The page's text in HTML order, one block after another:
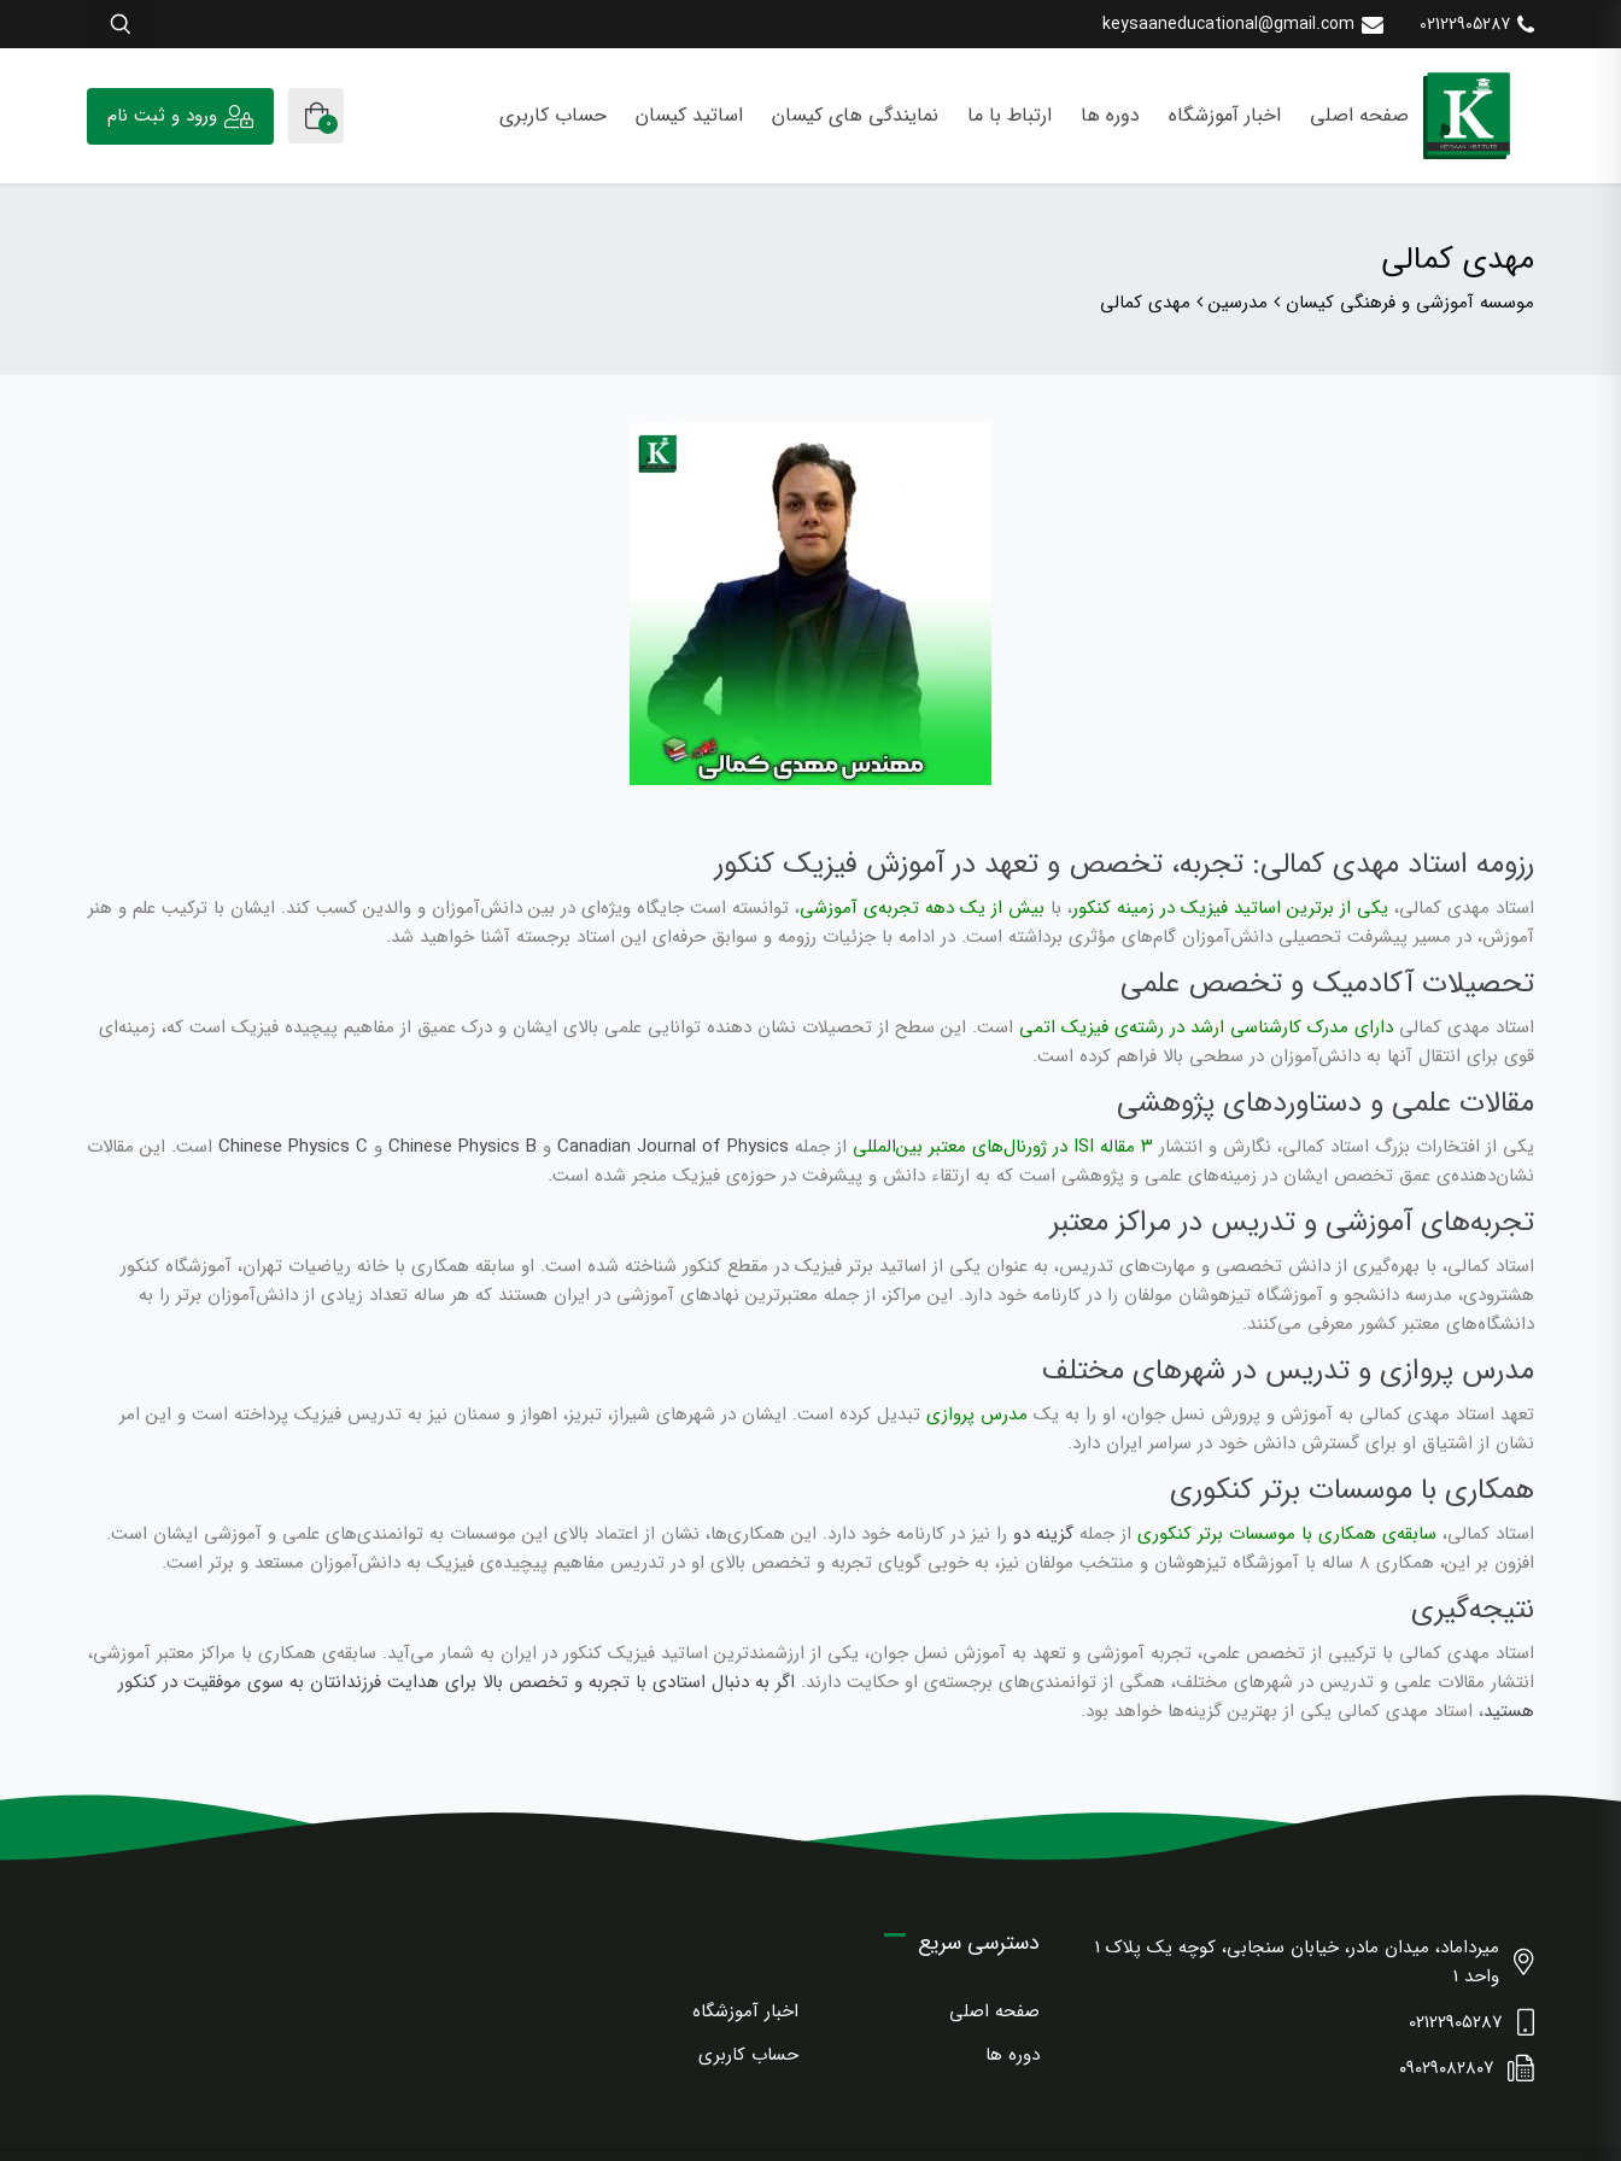
02122905287
keysaaneducational@gmail.com
صفحه اصلی اخبار آموزشگاه دوره ها ارتباط با ما نمایندگی های کیسان اساتید کیسان حساب کاربری 0 ورود و ثبت نام
مهدی کمالی
موسسه آموزشی و فرهنگی کیسان مدرسین مهدی کمالی
رزومه استاد مهدی کمالی: تجربه، تخصص و تعهد در آموزش فیزیک کنکور
استاد مهدی کمالی، یکی از برترین اساتید فیزیک در زمینه کنکور، با بیش از یک دهه تجربه‌ی آموزشی، توانسته است جایگاه ویژه‌ای در بین دانش‌آموزان و والدین کسب کند. ایشان با ترکیب علم و هنر
آموزش، در مسیر پیشرفت تحصیلی دانش‌آموزان گام‌های مؤثری برداشته است. در ادامه با جزئیات رزومه و سوابق حرفه‌ای این استاد برجسته آشنا خواهید شد.
تحصیلات آکادمیک و تخصص علمی
استاد مهدی کمالی دارای مدرک کارشناسی ارشد در رشته‌ی فیزیک اتمی است. این سطح از تحصیلات نشان دهنده توانایی علمی بالای ایشان و درک عمیق از مفاهیم پیچیده فیزیک است که، زمینه‌ای
قوی برای انتقال آنها به دانش‌آموزان در سطحی بالا فراهم کرده است.
مقالات علمی و دستاوردهای پژوهشی
یکی از افتخارات بزرگ استاد کمالی، نگارش و انتشار ۳ مقاله ISI در ژورنال‌های معتبر بین‌المللی از جمله Canadian Journal of Physics و Chinese Physics B و Chinese Physics C است. این مقالات
نشان‌دهنده‌ی عمق تخصص ایشان در زمینه‌های علمی و پژوهشی است که به ارتقاء دانش و پیشرفت در حوزه‌ی فیزیک منجر شده است.
تجربه‌های آموزشی و تدریس در مراکز معتبر
استاد کمالی، با بهره‌گیری از دانش تخصصی و مهارت‌های تدریس، به عنوان یکی از اساتید برتر فیزیک در مقطع کنکور شناخته شده است. او سابقه همکاری با خانه ریاضیات تهران، آموزشگاه کنکور
هشترودی، مدرسه دانشجو و آموزشگاه تیزهوشان مولفان را در کارنامه خود دارد. این مراکز، از جمله معتبرترین نهادهای آموزشی در ایران هستند که هر ساله تعداد زیادی از دانش‌آموزان برتر را به
دانشگاه‌های معتبر کشور معرفی می‌کنند.
مدرس پروازی و تدریس در شهرهای مختلف
تعهد استاد مهدی کمالی به آموزش و پرورش نسل جوان، او را به یک مدرس پروازی تبدیل کرده است. ایشان در شهرهای شیراز، تبریز، اهواز و سمنان نیز به تدریس فیزیک پرداخته است و این امر
نشان از اشتیاق او برای گسترش دانش خود در سراسر ایران دارد.
همکاری با موسسات برتر کنکوری
استاد کمالی، سابقه‌ی همکاری با موسسات برتر کنکوری از جمله گزینه دو را نیز در کارنامه خود دارد. این همکاری‌ها، نشان از اعتماد بالای این موسسات به توانمندی‌های علمی و آموزشی ایشان است.
افزون بر این، همکاری ۸ ساله با آموزشگاه تیزهوشان و منتخب مولفان نیز، به خوبی گویای تجربه و تخصص بالای او در تدریس مفاهیم پیچیده‌ی فیزیک به دانش‌آموزان مستعد و برتر است.
نتیجه‌گیری
استاد مهدی کمالی با ترکیبی از تخصص علمی، تجربه آموزشی و تعهد به آموزش نسل جوان، یکی از ارزشمندترین اساتید فیزیک کنکور در ایران به شمار می‌آید. سابقه‌ی همکاری با مراکز معتبر آموزشی،
انتشار مقالات علمی و تدریس در شهرهای مختلف، همگی از توانمندی‌های برجسته‌ی او حکایت دارند. اگر به دنبال استادی با تجربه و تخصص بالا برای هدایت فرزندانتان به سوی موفقیت در کنکور
هستید، استاد مهدی کمالی یکی از بهترین گزینه‌ها خواهد بود.
میرداماد، میدان مادر، خیابان سنجابی، کوچه یک پلاک 1
واحد 1
02122905287
۰۹۰۲۹۰۸۲۸۰۷
دسترسی سریع
صفحه اصلی
اخبار آموزشگاه
دوره ها
حساب کاربری